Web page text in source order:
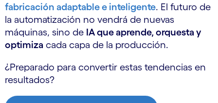
fabricación adaptable e inteligente. El futuro de
la automatización no vendrá de nuevas
máquinas, sino de IA que aprende, orquesta y
optimiza cada capa de la producción.
¿Preparado para convertir estas tendencias en
resultados?